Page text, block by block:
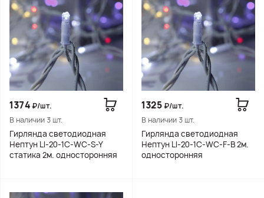
1374 ₽/шт.
В наличии 3 шт.
Гирлянда светодиодная
Нептун LI-20-1C-WC-S-Y
статика 2м. односторонняя
1325 ₽/шт.
В наличии 3 шт.
Гирлянда светодиодная
Нептун LI-20-1C-WC-F-B 2м.
односторонняя